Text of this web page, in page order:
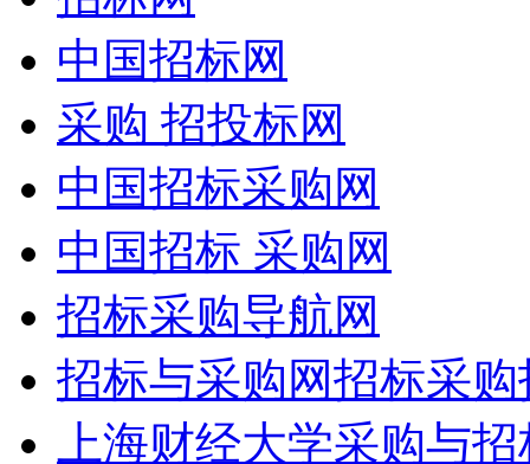
中国招标网
采购 招投标网
中国招标采购网
中国招标 采购网
招标采购导航网
招标与采购网招标采
上海财经大学采购与